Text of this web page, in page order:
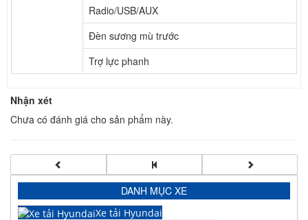
DANH MỤC XE
Xe tải Hyundai
Radio/USB/AUX
Đèn sương mù trước
Trợ lực phanh
Nhận xét
Chưa có đánh giá cho sản phẩm này.